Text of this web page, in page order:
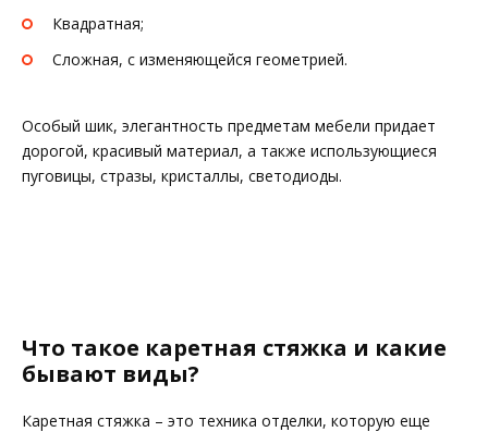
Квадратная;
Сложная, с изменяющейся геометрией.
Особый шик, элегантность предметам мебели придает
дорогой, красивый материал, а также использующиеся
пуговицы, стразы, кристаллы, светодиоды.
Что такое каретная стяжка и какие
бывают виды?
Каретная стяжка – это техника отделки, которую еще